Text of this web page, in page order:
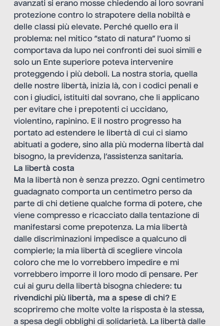
avanzati si erano mosse chiedendo ai loro sovrani
protezione contro lo strapotere della nobiltà e
delle classi più elevate. Perché quello era il
problema: nel mitico “stato di natura” l’uomo si
comportava da lupo nei confronti dei suoi simili e
solo un Ente superiore poteva intervenire
proteggendo i più deboli. La nostra storia, quella
delle nostre libertà, inizia là, con i codici penali e
con i giudici, istituiti dal sovrano, che li applicano
per evitare che i prepotenti ci uccidano,
violentino, rapinino. E il nostro progresso ha
portato ad estendere le libertà di cui ci siamo
abituati a godere, sino alla più moderna libertà dal
bisogno, la previdenza, l’assistenza sanitaria.
La libertà costa
Ma la libertà non è senza prezzo. Ogni centimetro
guadagnato comporta un centimetro perso da
parte di chi detiene qualche forma di potere, che
viene compresso e ricacciato dalla tentazione di
manifestarsi come prepotenza. La mia libertà
dalle discriminazioni impedisce a qualcuno di
compierle; la mia libertà di scegliere vincola
coloro che me lo vorrebbero impedire e mi
vorrebbero imporre il loro modo di pensare. Per
cui ai guru della libertà bisogna chiedere: tu
rivendichi più libertà, ma a spese di chi? E
scopriremo che molte volte la risposta è la stessa,
a spesa degli obblighi di solidarietà. La libertà dalle